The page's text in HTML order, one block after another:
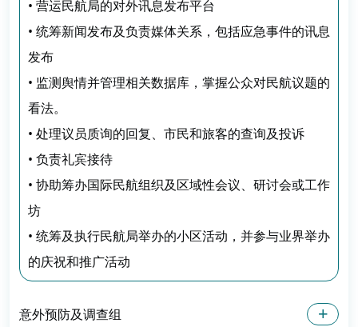
• 营运民航局的对外讯息发布平台
• 统筹新闻发布及负责媒体关系，包括应急事件的讯息
发布
• 监测舆情并管理相关数据库，掌握公众对民航议题的
看法。
• 处理议员质询的回复、市民和旅客的查询及投诉
• 负责礼宾接待
• 协助筹办国际民航组织及区域性会议、研讨会或工作
坊
• 统筹及执行民航局举办的小区活动，并参与业界举办
的庆祝和推广活动
意外预防及调查组